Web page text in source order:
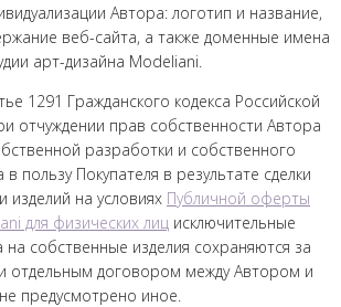
Автора: логотип и название,
веб-сайта, а также доменные имена
арт-дизайна Modeliani.
1291 Гражданского кодекса Российской
отчуждении прав собственности Автора
разработки и собственного
пользу Покупателя в результате сделки
изделий на условиях Публичной оферты
для физических лиц исключительные
собственные изделия сохраняются за
отдельным договором между Автором и
предусмотрено иное.